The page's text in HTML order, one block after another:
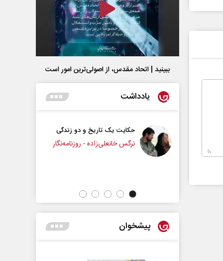
ببینید | اتحاد مقدس، از اصولی‌ترین امور است
یادداشت
حکایت یک تاریخ و دو زندگی
نرگس خانعلی‌زاده - روزنامه‌نگار
چرایی عقب‌نشینی
پیشخوان